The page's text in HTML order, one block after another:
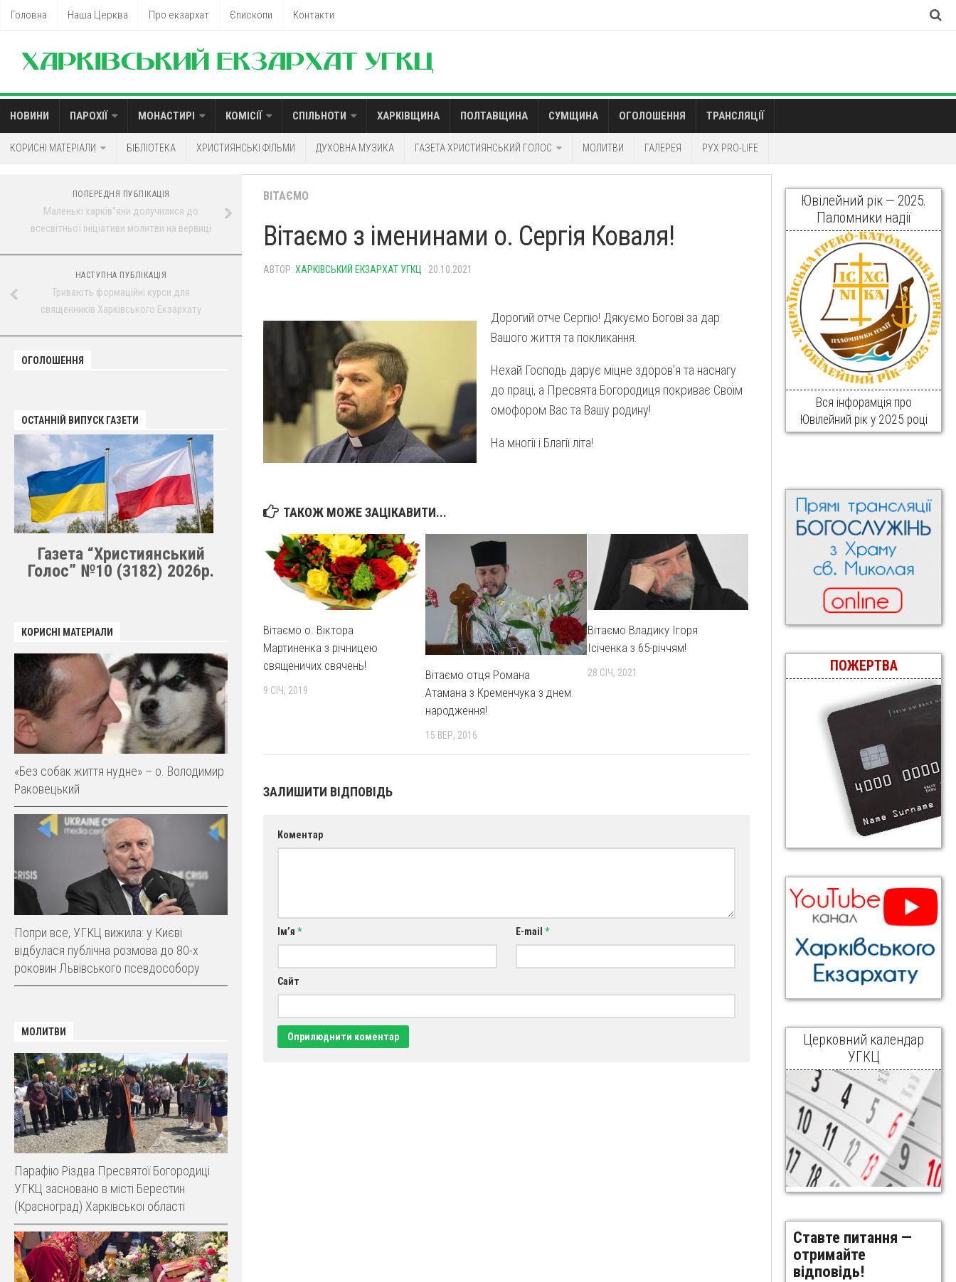
Головна Наша Церква Про екзархат Єпископи Контакти
НОВИНИ ПАРОХІЇ МОНАСТИРІ КОМІСІЇ СПІЛЬНОТИ ХАРКІВЩИНА ПОЛТАВЩИНА СУМЩИНА ОГОЛОШЕННЯ ТРАНСЛЯЦІЇ
КОРИСНІ МАТЕРІАЛИ БІБЛІОТЕКА ХРИСТИЯНСЬКІ ФІЛЬМИ ДУХОВНА МУЗИКА ГАЗЕТА ХРИСТИЯНСЬКИЙ ГОЛОС МОЛИТВИ ГАЛЕРЕЯ РУХ PRO-LIFE
ВІТАЄМО
Вітаємо з іменинами о. Сергія Коваля!
АВТОР: ХАРКІВСЬКИЙ ЕКЗАРХАТ УГКЦ · 20.10.2021
Дорогий отче Сергію! Дякуємо Богові за дар
Вашого життя та покликання.
Нехай Господь дарує міцне здоров’я та наснагу
до праці, а Пресвята Богородиця покриває Своїм
омофором Вас та Вашу родину!
На многії і Благії літа!
ТАКОЖ МОЖЕ ЗАЦІКАВИТИ...
Вітаємо о. Віктора
Мартиненка з річницею
священичих свячень!
9 СІЧ, 2019
Вітаємо отця Романа
Атамана з Кременчука з днем
народження!
15 ВЕР, 2016
Вітаємо Владику Ігоря
Ісіченка з 65-річчям!
28 СІЧ, 2021
ЗАЛИШИТИ ВІДПОВІДЬ
Коментар
Ім’я * E-mail *
Сайт
ПОПЕРЕДНЯ ПУБЛІКАЦІЯ
Маленькі харків”яни долучилися до
всесвітньої ініціативи молитви на вервиці
НАСТУПНА ПУБЛІКАЦІЯ
Тривають формаційні курси для
священників Харківського Екзархату
ОГОЛОШЕННЯ
ОСТАННІЙ ВИПУСК ГАЗЕТИ
Газета “Християнський
Голос” №10 (3182) 2026р.
КОРИСНІ МАТЕРІАЛИ
«Без собак життя нудне» – о. Володимир
Раковецький
Попри все, УГКЦ вижила: у Києві
відбулася публічна розмова до 80-х
роковин Львівського псевдособору
МОЛИТВИ
Парафію Різдва Пресвятої Богородиці
УГКЦ засновано в місті Берестин
(Красноград) Харківської області
Ювілейний рік — 2025.
Паломники надії
Вся інфорамція про
Ювілейний рік у 2025 році
ПОЖЕРТВА
Церковний календар
УГКЦ
Ставте питання —
отримайте
відповідь!